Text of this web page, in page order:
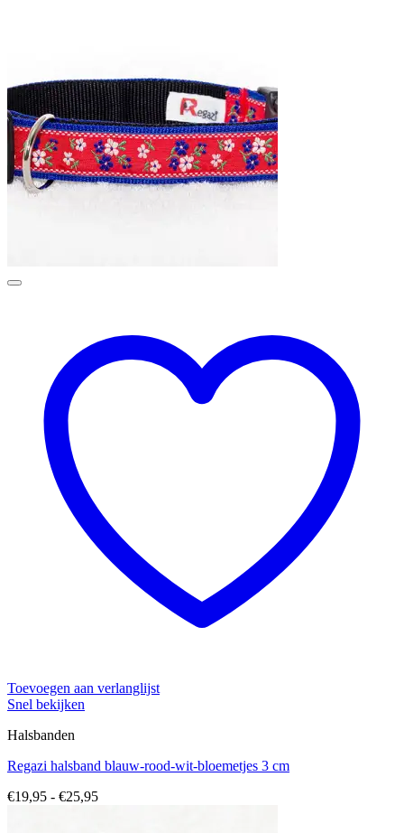
Toevoegen aan verlanglijst
Snel bekijken
Halsbanden
Regazi halsband blauw-rood-wit-bloemetjes 3 cm
€19,95 - €25,95Prijsklasse: